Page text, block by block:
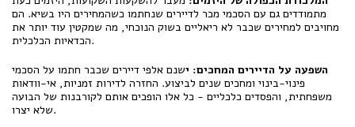
מתמודדים גם עם הסכמי מכר לדיירים שנחתמו כשהמחירים היו בשיא. הם
מחויבים למחירים שכבר לא ריאליים בשוק הנוכחי, מה שמקטין עוד יותר את
הכדאיות הכלכלית.
השפעה על הדיירים המחכים: ישנם אלפי דיירים שכבר חתמו על הסכמי
פינוי-בינוי ומחכים שנים לביצוע. החזרה לדירות זמניות, אי-וודאות
משפחתית, והפסדים כלכליים - כל אלו הופכים אותם לקורבנות של הבועה
שלא יצרו.